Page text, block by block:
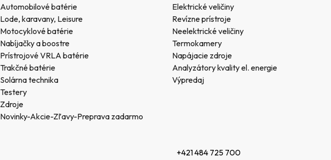
Automobilové batérie
Lode, karavany, Leisure
Motocyklové batérie
Nabíjačky a boostre
Prístrojové VRLA batérie
Trakčné batérie
Solárna technika
Testery
Zdroje
Novinky-Akcie-Zľavy-Preprava zadarmo
Elektrické veličiny
Revízne prístroje
Neelektrické veličiny
Termokamery
Napájacie zdroje
Analyzátory kvality el. energie
Výpredaj
+421 484 725 700